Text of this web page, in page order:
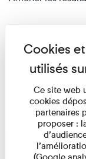
Offre
Offre
musée
Pages
Ce site web
cookies
partenaires
proposer :